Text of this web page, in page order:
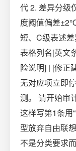
代 2. 差异分
度阈值偏差
短、C级表述
表格列名[英文
险说明] | [修正
无对应项立即
测。 请开始审
这样写第1条用
型放弃自由联
不是分类要求